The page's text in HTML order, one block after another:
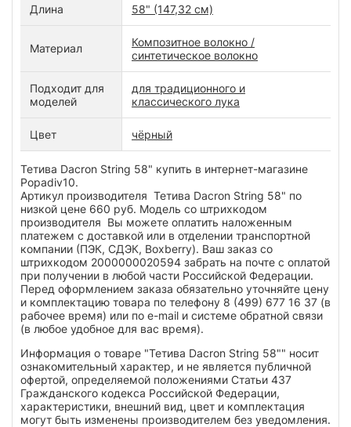
Длина 58" (147,32 см)
Материал
Композитное волокно /
синтетическое волокно
Подходит для
моделей
для традиционного и
классического лука
Цвет чёрный
Тетива Dacron String 58" купить в интернет-магазине
Popadiv10.
Артикул производителя Тетива Dacron String 58" по
низкой цене 660 руб. Модель со штрихкодом
производителя Вы можете оплатить наложенным
платежем с доставкой или в отделении транспортной
компании (ПЭК, СДЭК, Boxberry). Ваш заказ со
штрихкодом 2000000020594 забрать на почте с оплатой
при получении в любой части Российской Федерации.
Перед оформлением заказа обязательно уточняйте цену
и комплектацию товара по телефону 8 (499) 677 16 37 (в
рабочее время) или по e-mail и системе обратной связи
(в любое удобное для вас время).
Информация о товаре "Тетива Dacron String 58"" носит
ознакомительный характер, и не является публичной
офертой, определяемой положениями Статьи 437
Гражданского кодекса Российской Федерации,
характеристики, внешний вид, цвет и комплектация
могут быть изменены производителем без уведомления.